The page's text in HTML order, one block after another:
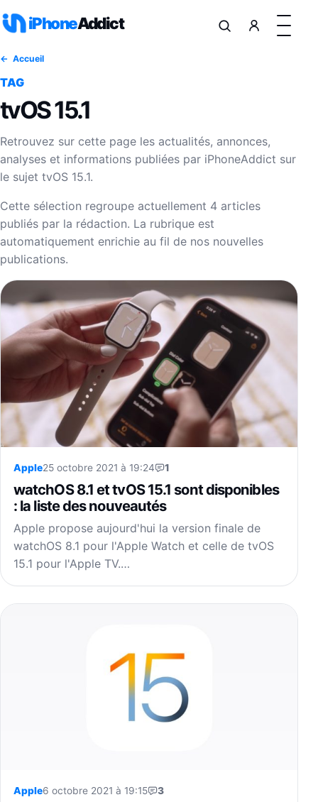
iPhoneAddict
Accueil
TAG
tvOS 15.1
Retrouvez sur cette page les actualités, annonces,
analyses et informations publiées par iPhoneAddict sur
le sujet tvOS 15.1.
Cette sélection regroupe actuellement 4 articles
publiés par la rédaction. La rubrique est
automatiquement enrichie au fil de nos nouvelles
publications.
Apple25 octobre 2021 à 19:24 1
watchOS 8.1 et tvOS 15.1 sont disponibles
: la liste des nouveautés
Apple propose aujourd'hui la version finale de
watchOS 8.1 pour l'Apple Watch et celle de tvOS
15.1 pour l'Apple TV.…
Apple6 octobre 2021 à 19:15 3